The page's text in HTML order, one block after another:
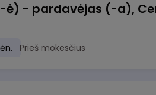
Prieš mokesčius